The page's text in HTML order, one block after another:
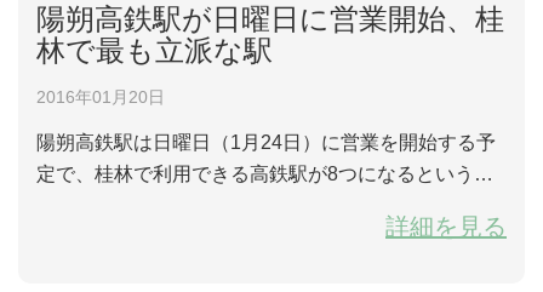
陽朔高鉄駅が日曜日に営業開始、桂
林で最も立派な駅
2016年01月20日
陽朔高鉄駅は日曜日（1月24日）に営業を開始する予
定で、桂林で利用できる高鉄駅が8つになるという。
ートルあり、貴広線での最も大きい連続駅となってい
詳細を見る